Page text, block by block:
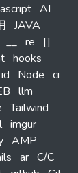
AI
JAVA
__ re
[]
hooks
id Node ci
llm
Tailwind
imgur
AMP
ar C/C